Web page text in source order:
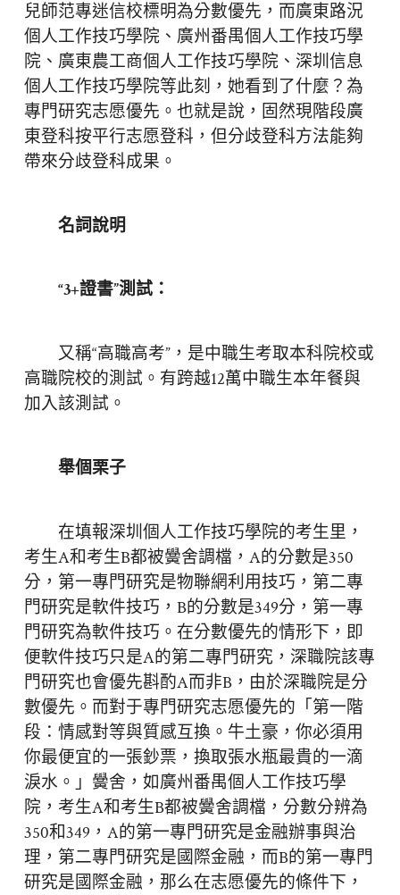
兒師范專迷信校標明為分數優先，而廣東路況
個人工作技巧學院、廣州番禺個人工作技巧學
院、廣東農工商個人工作技巧學院、深圳信息
個人工作技巧學院等此刻，她看到了什麼？為
專門研究志愿優先。也就是說，固然現階段廣
東登科按平行志愿登科，但分歧登科方法能夠
帶來分歧登科成果。
名詞說明
“3+證書”測試：
又稱“高職高考”，是中職生考取本科院校或
高職院校的測試。有跨越12萬中職生本年餐與
加入該測試。
舉個栗子
在填報深圳個人工作技巧學院的考生里，
考生A和考生B都被黌舍調檔，A的分數是350
分，第一專門研究是物聯網利用技巧，第二專
門研究是軟件技巧，B的分數是349分，第一專
門研究為軟件技巧。在分數優先的情形下，即
便軟件技巧只是A的第二專門研究，深職院該專
門研究也會優先斟酌A而非B，由於深職院是分
數優先。而對于專門研究志愿優先的「第一階
段：情感對等與質感互換。牛土豪，你必須用
你最便宜的一張鈔票，換取張水瓶最貴的一滴
淚水。」黌舍，如廣州番禺個人工作技巧學
院，考生A和考生B都被黌舍調檔，分數分辨為
350和349，A的第一專門研究是金融辦事與治
理，第二專門研究是國際金融，而B的第一專門
研究是國際金融，那么在志愿優先的條件下，